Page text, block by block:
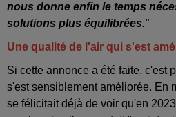
nous donne enfin le temps
solutions plus équilibrées."
Une qualité de l'air qui s'est
Si cette annonce a été faite, c'est
s'est sensiblement améliorée. En
se félicitait déjà de voir qu'en